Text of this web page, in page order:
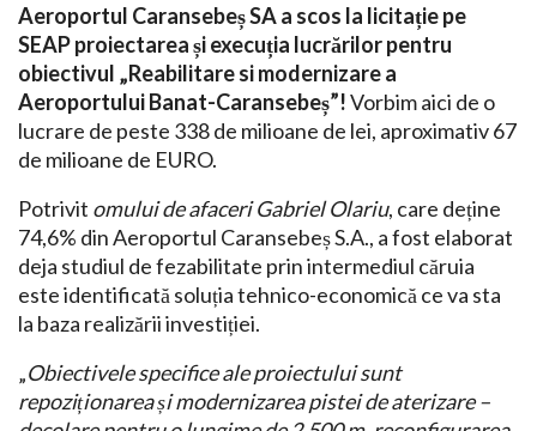
Aeroportul Caransebeș SA a scos la licitație pe
SEAP proiectarea și execuția lucrărilor pentru
obiectivul „Reabilitare si modernizare a
Aeroportului Banat-Caransebeș”!Vorbim aici de o
lucrare de peste 338 de milioane de lei, aproximativ 67
de milioane de EURO.
Potrivit omului de afaceri Gabriel Olariu, care deține
74,6% din Aeroportul Caransebeș S.A., a fost elaborat
deja studiul de fezabilitate prin intermediul căruia
este identificată soluția tehnico-economică ce va sta
la baza realizării investiției.
„Obiectivele specifice ale proiectului sunt
repoziționarea și modernizarea pistei de aterizare –